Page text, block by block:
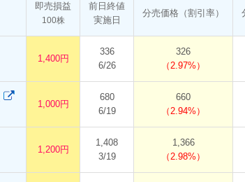
即売損益
100株
前日終値
実施日
分売価格 （割引率）
1,400円
336
6/26
326
2.97%
1,000円
680
6/19
660
2.94%
1,200円
1,408
3/19
1,366
2.98%